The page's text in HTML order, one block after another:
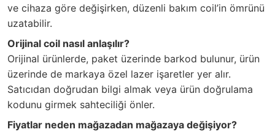
ve cihaza göre değişirken, düzenli bakım coil’in ömrünü
uzatabilir.
Orijinal coil nasıl anlaşılır?
Orijinal ürünlerde, paket üzerinde barkod bulunur, ürün
üzerinde de markaya özel lazer işaretler yer alır.
Satıcıdan doğrudan bilgi almak veya ürün doğrulama
kodunu girmek sahteciliği önler.
Fiyatlar neden mağazadan mağazaya değişiyor?